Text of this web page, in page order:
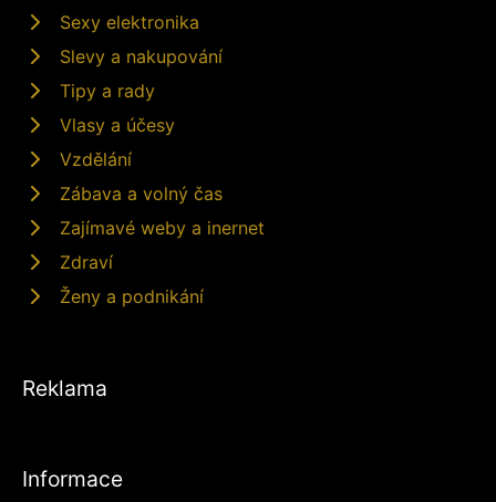
Sexy elektronika
Slevy a nakupování
Tipy a rady
Vlasy a účesy
Vzdělání
Zábava a volný čas
Zajímavé weby a inernet
Zdraví
Ženy a podnikání
Reklama
Informace